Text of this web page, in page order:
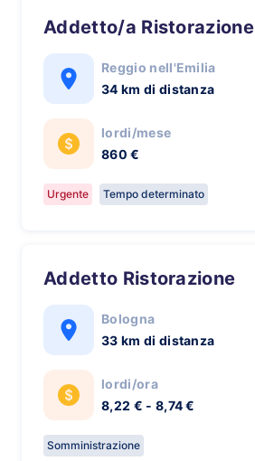
Addetto/a Ristorazione
Reggio nell'Emilia
34 km di distanza
lordi/mese
860 €
Urgente Tempo determinato
Addetto Ristorazione
Bologna
33 km di distanza
lordi/ora
8,22 € - 8,74 €
Somministrazione